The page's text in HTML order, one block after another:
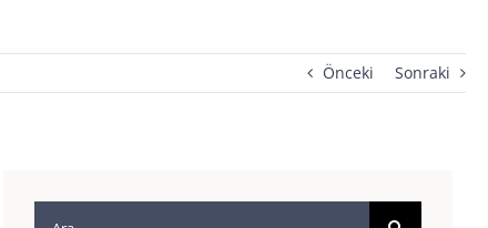
Önceki Sonraki